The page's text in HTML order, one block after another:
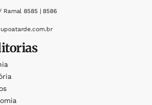
Ramal 8585 | 8586